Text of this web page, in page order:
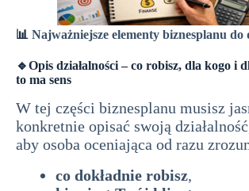
📊 Najważniejsze elementy biznesplanu do
🔹Opis działalności – co robisz, dla kogo i
to ma sens
W tej części biznesplanu musisz
konkretnie opisać swoją
aby osoba oceniająca od razu
co dokładnie robisz,